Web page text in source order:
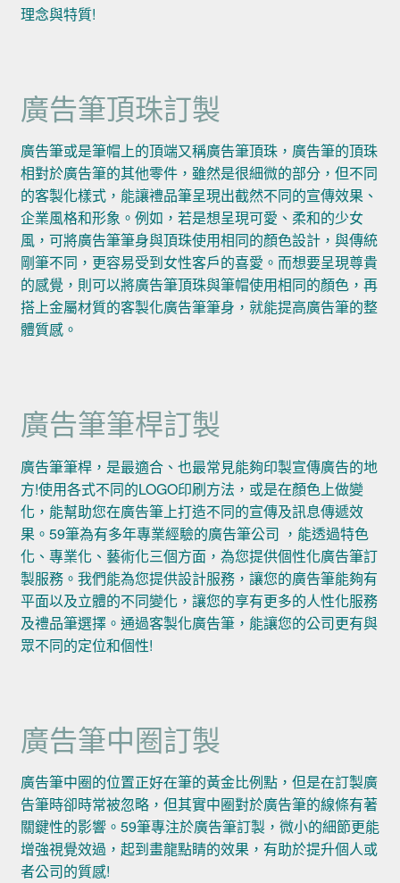
理念與特質!
廣告筆頂珠訂製
廣告筆或是筆帽上的頂端又稱廣告筆頂珠，廣告筆的頂珠
相對於廣告筆的其他零件，雖然是很細微的部分，但不同
的客製化樣式，能讓禮品筆呈現出截然不同的宣傳效果、
企業風格和形象。例如，若是想呈現可愛、柔和的少女
風，可將廣告筆筆身與頂珠使用相同的顏色設計，與傳統
剛筆不同，更容易受到女性客戶的喜愛。而想要呈現尊貴
的感覺，則可以將廣告筆頂珠與筆帽使用相同的顏色，再
搭上金屬材質的客製化廣告筆筆身，就能提高廣告筆的整
體質感。
廣告筆筆桿訂製
廣告筆筆桿，是最適合、也最常見能夠印製宣傳廣告的地
方!使用各式不同的LOGO印刷方法，或是在顏色上做變
化，能幫助您在廣告筆上打造不同的宣傳及訊息傳遞效
果。59筆為有多年專業經驗的廣告筆公司 ，能透過特色
化、專業化、藝術化三個方面，為您提供個性化廣告筆訂
製服務。我們能為您提供設計服務，讓您的廣告筆能夠有
平面以及立體的不同變化，讓您的享有更多的人性化服務
及禮品筆選擇。通過客製化廣告筆，能讓您的公司更有與
眾不同的定位和個性!
廣告筆中圈訂製
廣告筆中圈的位置正好在筆的黃金比例點，但是在訂製廣
告筆時卻時常被忽略，但其實中圈對於廣告筆的線條有著
關鍵性的影響。59筆專注於廣告筆訂製，微小的細節更能
增強視覺效過，起到畫龍點睛的效果，有助於提升個人或
者公司的質感!